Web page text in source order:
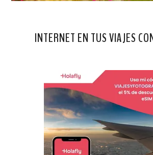
INTERNET EN TUS VIAJES